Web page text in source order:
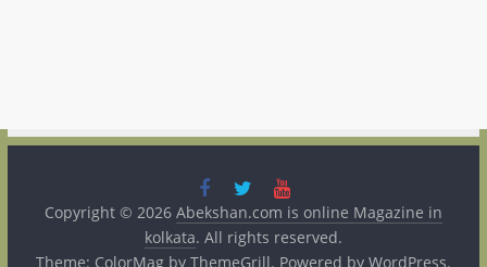
Copyright © 2026 Abekshan.com is online Magazine in
kolkata. All rights reserved.
Theme: ColorMagby ThemeGrill. Powered by WordPress.